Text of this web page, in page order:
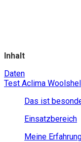
Inhalt
Daten
Test Aclima
Das ist
Einsatzbereich
Meine